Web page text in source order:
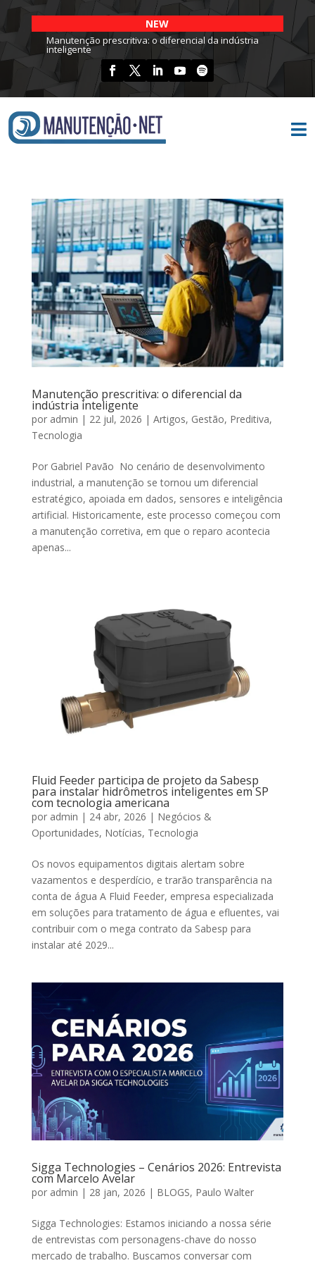
NEW
Manutenção prescritiva: o diferencial da indústria
inteligente

Manutenção prescritiva: o diferencial da
indústria inteligente
por admin | 22 jul, 2026 | Artigos, Gestão, Preditiva,
Tecnologia
Por Gabriel Pavão No cenário de desenvolvimento
industrial, a manutenção se tornou um diferencial
estratégico, apoiada em dados, sensores e inteligência
artificial. Historicamente, este processo começou com
a manutenção corretiva, em que o reparo acontecia
apenas...
Fluid Feeder participa de projeto da Sabesp
para instalar hidrômetros inteligentes em SP
com tecnologia americana
por admin | 24 abr, 2026 | Negócios &
Oportunidades, Notícias, Tecnologia
Os novos equipamentos digitais alertam sobre
vazamentos e desperdício, e trarão transparência na
conta de água A Fluid Feeder, empresa especializada
em soluções para tratamento de água e efluentes, vai
contribuir com o mega contrato da Sabesp para
instalar até 2029...
Sigga Technologies – Cenários 2026: Entrevista
com Marcelo Avelar
por admin | 28 jan, 2026 | BLOGS, Paulo Walter
Sigga Technologies: Estamos iniciando a nossa série
de entrevistas com personagens-chave do nosso
mercado de trabalho. Buscamos conversar com